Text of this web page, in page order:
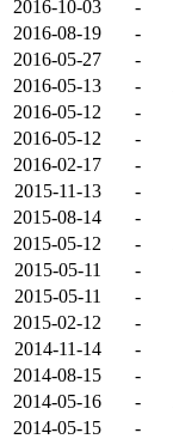
2016-10-03 -
2016-08-19
-
2016-05-27
-
2016-05-13
-
2016-05-12
-
2016-05-12
-
2016-02-17
-
2015-11-13
-
2015-08-14
-
2015-05-12
-
2015-05-11
-
2015-05-11
-
2015-02-12
-
2014-11-14
-
2014-08-15
-
2014-05-16
-
2014-05-15
-